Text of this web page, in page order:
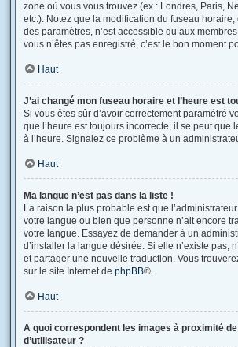
zone où vous vous trouvez (ex : Londres, Paris,
etc.). Notez que la modification du fuseau
des paramètres, n’est accessible qu’aux
vous n’êtes pas enregistré, c’est le bon moment
Haut
J’ai changé mon fuseau horaire et l’heure est
Si vous êtes sûr d’avoir correctement paramétré
que l’heure est toujours incorrecte, il se peut que
à l’heure. Signalez ce problème à un
Haut
Ma langue n’est pas dans la liste !
La raison la plus probable est que
votre langue ou bien que personne n’ait encore
votre langue. Essayez de demander à un
d’installer la langue désirée. Si elle n’existe pas,
et partager une nouvelle traduction. Vous
sur le site Internet de phpBB®.
Haut
A quoi correspondent les images à proximité
d’utilisateur ?